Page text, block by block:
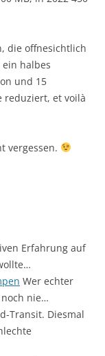
die offnesichtlich
halbes
und 15
reduziert, et voilà
vergessen.
Erfahrung auf
Wer echter
nie…
Transit. Diesmal